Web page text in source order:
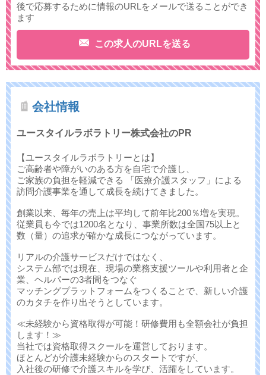
後で応募するために情報のURLをメールで送ることができ
ます
この求人のURLを送る
会社情報
ユースタイルラボラトリー株式会社のPR
【ユースタイルラボラトリーとは】
ご高齢者や障がいのある方を自宅で介護し、
ご家族の負担を軽減できる 「医療介護スタッフ」による
訪問介護事業を通して成長を続けてきました。
創業以来、毎年の売上は平均して前年比200％増を実現。
従業員も今では1200名となり、事業所数は全国75以上と
数（量）の追求が確かな成長につながっています。
リアルの介護サービスだけではなく、
システム部では現在、現場の業務支援ツールや利用者と企
業、ヘルパーの3者間をつなぐ
マッチングプラットフォームをつくることで、新しい介護
のカタチを作り出そうとしています。
≪未経験から資格取得が可能！研修費用も全額会社が負担
します！≫
当社では資格取得スクールを運営しております。
ほとんどが介護未経験からのスタートですが、
入社後の研修で介護スキルを学び、活躍をしています。